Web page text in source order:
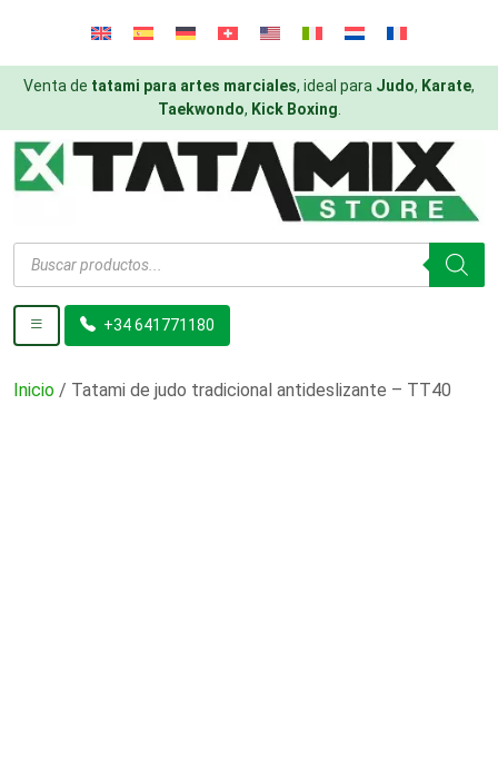
Venta de tatami para artes marciales, ideal para Judo, Karate,
Taekwondo, Kick Boxing
Búsqueda
de
productos
+34 641771180
Inicio / Tatami de judo tradicional antideslizante – TT40